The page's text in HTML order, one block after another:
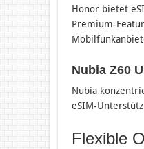
Honor bietet
Premium-
Nubia Z60
Nubia
eSIM-
Flexible